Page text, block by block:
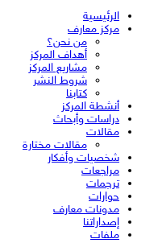
الرئيسية
مركز معارف
من نحن؟
أهداف المركز
مشاريع المركز
شروط النشر
كتابنا
أنشطة المركز
دراسات وأبحاث
مقالات
مقالات مختارة
شخصيات وأفكار
مراجعات
ترجمات
حوارات
مدونات معارف
إصداراتنا
ملفات